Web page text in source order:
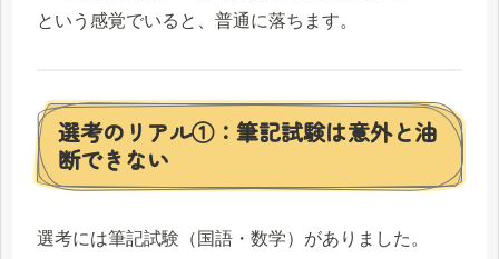
という感覚でいると、普通に落ちます。
選考のリアル①：筆記試験は意外と油
断できない
選考には筆記試験（国語・数学）がありました。